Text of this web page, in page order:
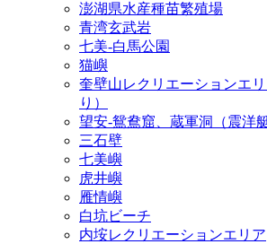
澎湖県水産種苗繁殖場
青湾玄武岩
七美‐白馬公園
猫嶼
奎壁山レクリエーションエ
り）
望安‐鴛鴦窟、蔵軍洞（震洋
三石壁
七美嶼
虎井嶼
雁情嶼
白坑ビーチ
内垵レクリエーションエリア